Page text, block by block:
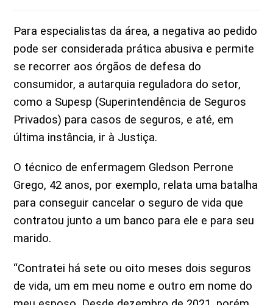
Para especialistas da área, a negativa ao pedido
pode ser considerada prática abusiva e permite
se recorrer aos órgãos de defesa do
consumidor, a autarquia reguladora do setor,
como a Supesp (Superintendência de Seguros
Privados) para casos de seguros, e até, em
última instância, ir à Justiça.
O técnico de enfermagem Gledson Perrone
Grego, 42 anos, por exemplo, relata uma batalha
para conseguir cancelar o seguro de vida que
contratou junto a um banco para ele e para seu
marido.
“Contratei há sete ou oito meses dois seguros
de vida, um em meu nome e outro em nome do